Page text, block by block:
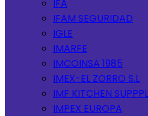
IFA
IFAM SEGURIDAD
IGLE
IMARFE
IMCOINSA 1985
IMEX-EL ZORRO S.L
IMF KITCHEN
IMPEX EUROPA